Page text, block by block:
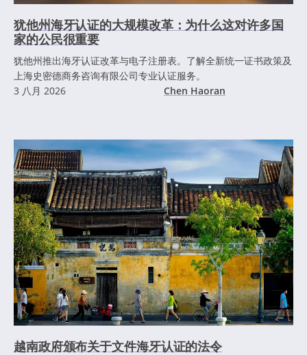
犹他州海牙认证的大规模改革：为什么这对许多国
家的公民很重要
犹他州推出海牙认证改革与电子注册表。了解全新统一证书政策及
上海史密德商务咨询有限公司专业认证服务。
3 八月 2026
Chen Haoran
越南政府颁布关于文件海牙认证的法令